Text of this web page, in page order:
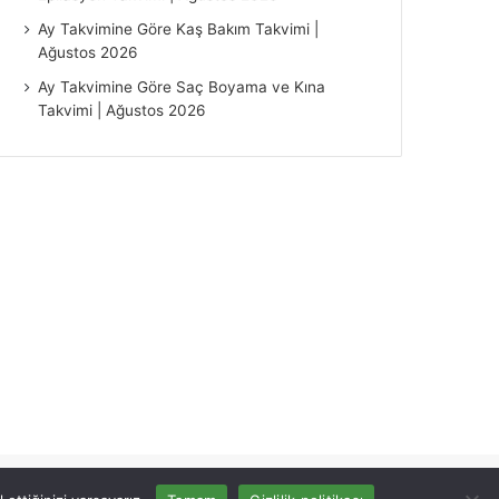
Ay Takvimine Göre Kaş Bakım Takvimi |
Ağustos 2026
Ay Takvimine Göre Saç Boyama ve Kına
Takvimi | Ağustos 2026